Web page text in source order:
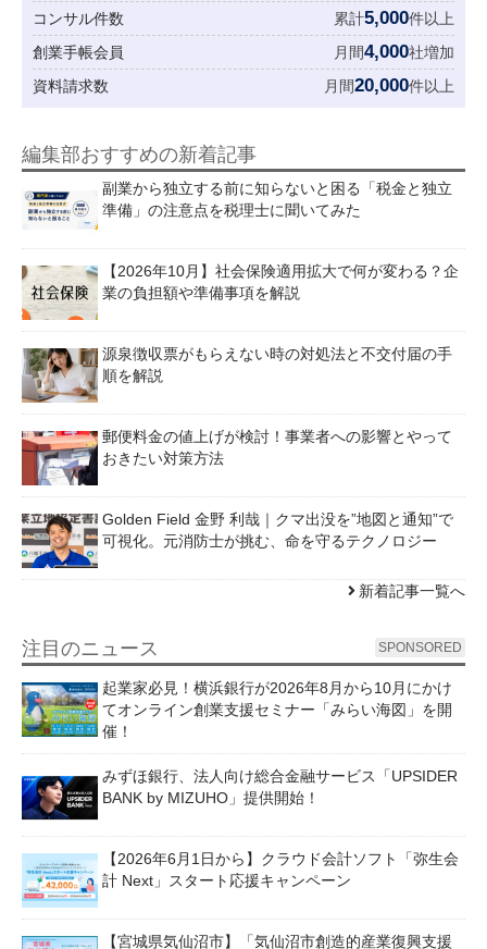
コンサル件数
累計5,000件以上
創業手帳会員
月間4,000社増加
資料請求数
月間20,000件以上
編集部おすすめの新着記事
副業から独立する前に知らないと困る「税金と独立
準備」の注意点を税理士に聞いてみた
【2026年10月】社会保険適用拡大で何が変わる？企
業の負担額や準備事項を解説
源泉徴収票がもらえない時の対処法と不交付届の手
順を解説
郵便料金の値上げが検討！事業者への影響とやって
おきたい対策方法
Golden Field 金野 利哉｜クマ出没を”地図と通知”で
可視化。元消防士が挑む、命を守るテクノロジー
新着記事一覧へ
注目のニュース SPONSORED
起業家必見！横浜銀行が2026年8月から10月にかけ
てオンライン創業支援セミナー「みらい海図」を開
催！
みずほ銀行、法人向け総合金融サービス「UPSIDER
BANK by MIZUHO」提供開始！
【2026年6月1日から】クラウド会計ソフト「弥生会
計 Next」スタート応援キャンペーン
【宮城県気仙沼市】「気仙沼市創造的産業復興支援